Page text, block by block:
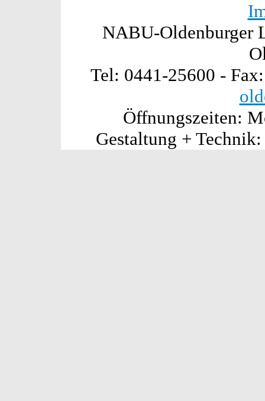
NABU-Oldenburger
Tel: 0441-25600 -
Öffnungszeiten:
Gestaltung +